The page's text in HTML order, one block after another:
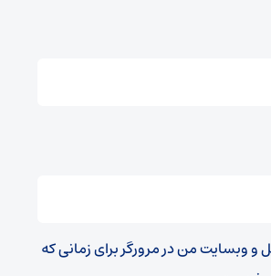
و وبسایت من در مرورگر برای زمانی که